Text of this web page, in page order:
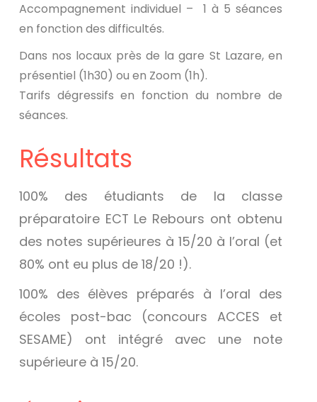
Accompagnement individuel –
1 à 5 séances
en fonction des difficultés.
Dans nos locaux près de la gare St Lazare, en
présentiel (1h30) ou en Zoom (1h).
Tarifs dégressifs en fonction du nombre de
séances.
Résultats
100% des étudiants de la classe
préparatoire ECT Le Rebours ont obtenu
des notes supérieures à 15/20 à l’oral (et
80% ont eu plus de 18/20 !).
100% des élèves préparés à l’oral des
écoles post-bac (concours ACCES et
SESAME) ont intégré avec une note
supérieure à 15/20.